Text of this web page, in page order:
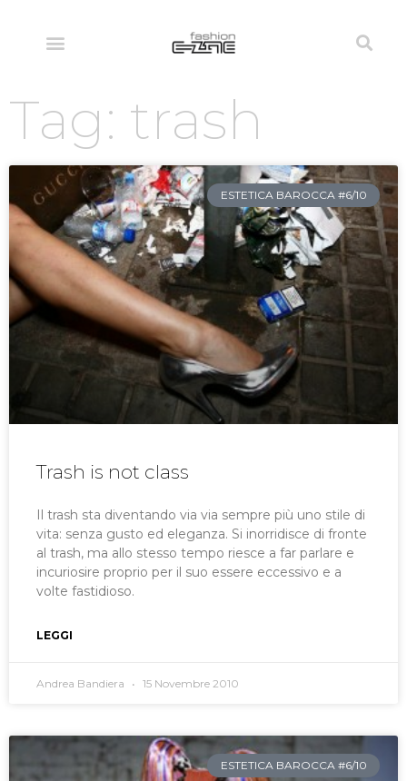
Tag: trash
ESTETICA BAROCCA #6/10
Trash is not class
Il trash sta diventando via via sempre più uno stile di
vita: senza gusto ed eleganza. Si inorridisce di fronte
al trash, ma allo stesso tempo riesce a far parlare e
incuriosire proprio per il suo essere eccessivo e a
volte fastidioso.
LEGGI
Andrea Bandiera 15 Novembre 2010
ESTETICA BAROCCA #6/10